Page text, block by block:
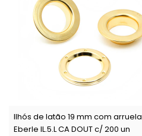
Ilhós de latão 19 mm com arruela
Eberle IL.5.L CA DOUT c/ 200 un